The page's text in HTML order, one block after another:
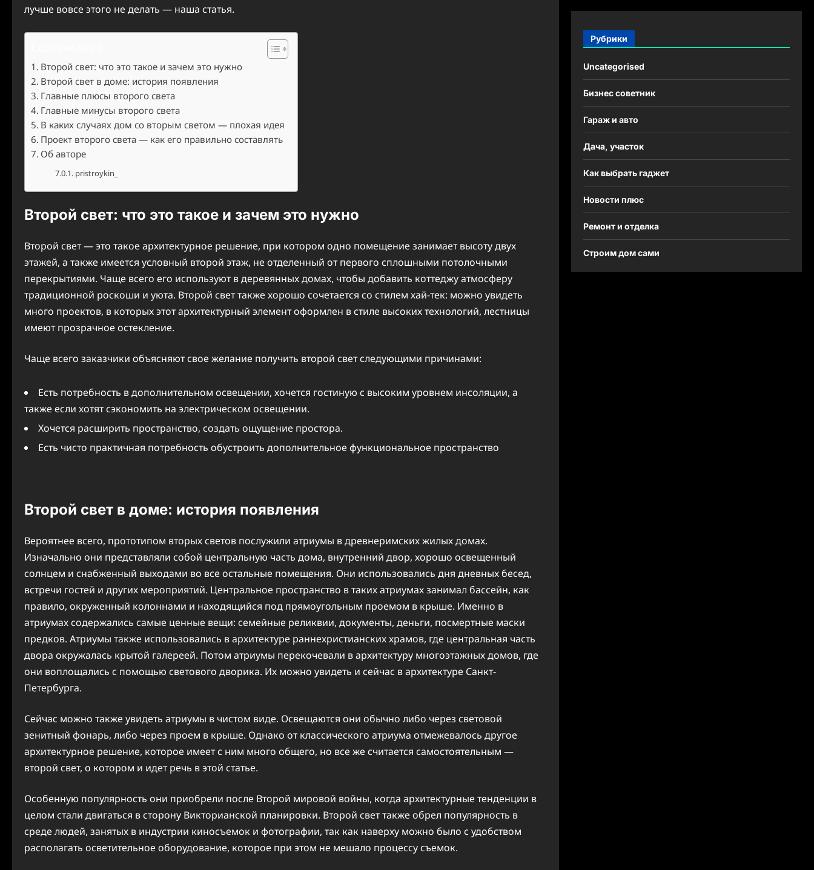
лучше вовсе этого не делать — наша статья.
Второй свет: что это такое и зачем это нужно
Второй свет в доме: история появления
Главные плюсы второго света
Главные минусы второго света
В каких случаях дом со вторым светом — плохая идея
Проект второго света — как его правильно составлять
Об авторе
pristroykin_
Второй свет: что это такое и зачем это нужно
Второй свет — это такое архитектурное решение, при котором одно помещение занимает высоту двух
этажей, а также имеется условный второй этаж, не отделенный от первого сплошными потолочными
перекрытиями. Чаще всего его используют в деревянных домах, чтобы добавить коттеджу атмосферу
традиционной роскоши и уюта. Второй свет также хорошо сочетается со стилем хай-тек: можно увидеть
много проектов, в которых этот архитектурный элемент оформлен в стиле высоких технологий, лестницы
имеют прозрачное остекление.
Чаще всего заказчики объясняют свое желание получить второй свет следующими причинами:
Есть потребность в дополнительном освещении, хочется гостиную с высоким уровнем инсоляции, а
также если хотят сэкономить на электрическом освещении.
Хочется расширить пространство, создать ощущение простора.
Есть чисто практичная потребность обустроить дополнительное функциональное пространство
Второй свет в доме: история появления
Вероятнее всего, прототипом вторых светов послужили атриумы в древнеримских жилых домах.
Изначально они представляли собой центральную часть дома, внутренний двор, хорошо освещенный
солнцем и снабженный выходами во все остальные помещения. Они использовались дня дневных бесед,
встречи гостей и других мероприятий. Центральное пространство в таких атриумах занимал бассейн, как
правило, окруженный колоннами и находящийся под прямоугольным проемом в крыше. Именно в
атриумах содержались самые ценные вещи: семейные реликвии, документы, деньги, посмертные маски
предков. Атриумы также использовались в архитектуре раннехристианских храмов, где центральная часть
двора окружалась крытой галереей. Потом атриумы перекочевали в архитектуру многоэтажных домов, где
они воплощались с помощью светового дворика. Их можно увидеть и сейчас в архитектуре Санкт-
Петербурга.
Сейчас можно также увидеть атриумы в чистом виде. Освещаются они обычно либо через световой
зенитный фонарь, либо через проем в крыше. Однако от классического атриума отмежевалось другое
архитектурное решение, которое имеет с ним много общего, но все же считается самостоятельным —
второй свет, о котором и идет речь в этой статье.
Особенную популярность они приобрели после Второй мировой войны, когда архитектурные тенденции в
целом стали двигаться в сторону Викторианской планировки. Второй свет также обрел популярность в
среде людей, занятых в индустрии киносъемок и фотографии, так как наверху можно было с удобством
располагать осветительное оборудование, которое при этом не мешало процессу съемок.
Рубрики
Uncategorised
Бизнес советник
Гараж и авто
Дача, участок
Как выбрать гаджет
Новости плюс
Ремонт и отделка
Строим дом сами